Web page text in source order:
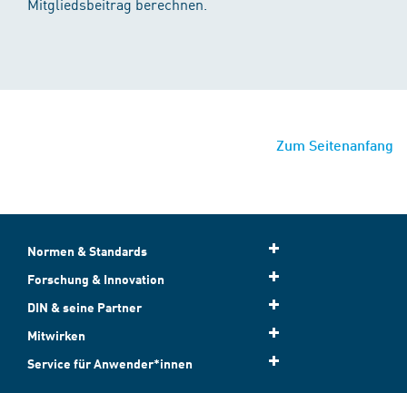
Zum Seitenanfang
Normen & Standards
Forschung & Innovation
DIN & seine Partner
Mitwirken
Service für Anwender*innen